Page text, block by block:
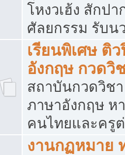
โหงวเฮ้ง สักป
ศัลยกรรม รับน
เรียนพิเศษ ติ
อังกฤษ กวดวิ
สถาบันกวดวิช
ภาษาอังกฤษ ห
คนไทยและครู
งานกฏหมาย